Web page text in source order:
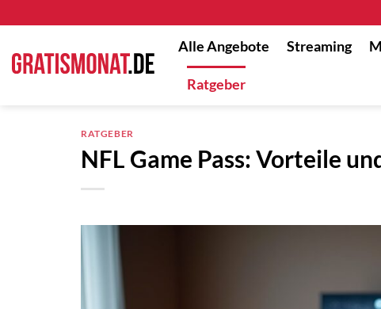
springen
Alle Angebote Streaming
Ratgeber
RATGEBER
NFL Game Pass: Vorteile